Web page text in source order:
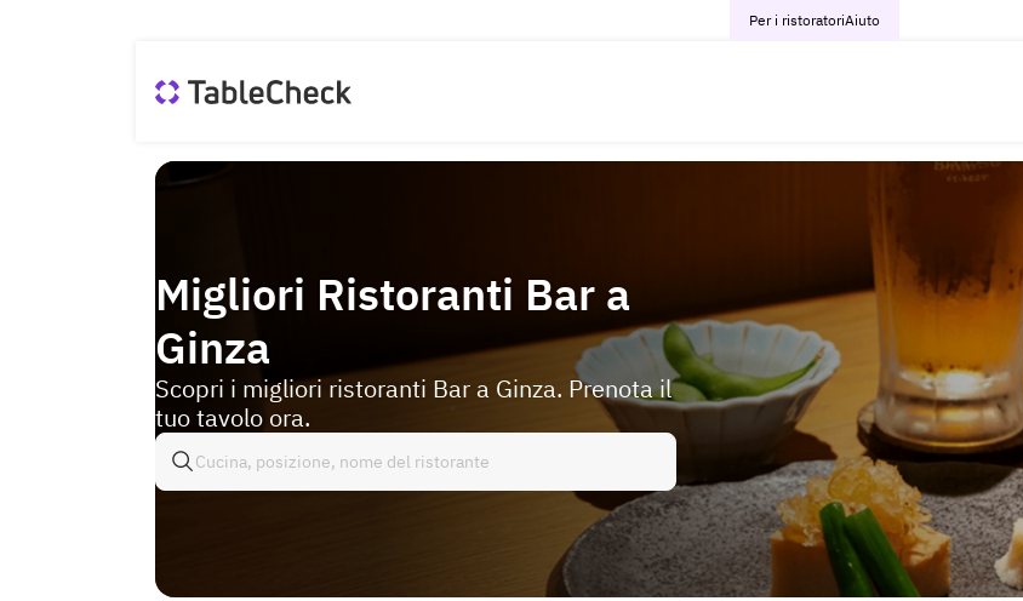
Per i ristoratoriAiuto
Migliori Ristoranti Bar a
Ginza
Scopri i migliori ristoranti Bar a Ginza. Prenota il
tuo tavolo ora.